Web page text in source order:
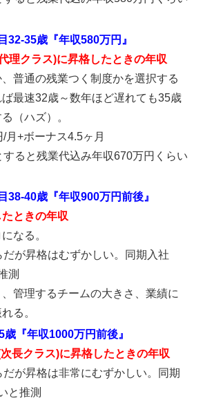
32-35歳『年収580万円』
理クラス)に昇格したときの年収
、普通の残業つく制度かを選択する
ば最速32歳～数年ほど遅れても35歳
（ハズ）。
/月+ボーナス4.5ヶ月
すると残業代込み年収670万円くらい
38-40歳『年収900万円前後』
ときの年収
なる。
だが昇格はむずかしい。同期入社
測
、管理するチームの大きさ、業績に
る。
『年収1000万円前後』
長クラス)に昇格したときの年収
だが昇格は非常にむずかしい。同期
と推測